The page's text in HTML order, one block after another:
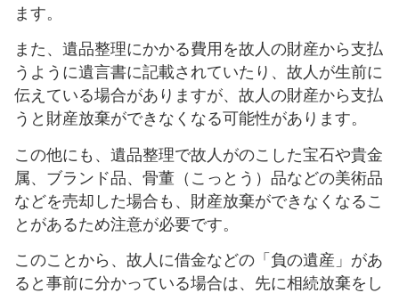
ます。
また、遺品整理にかかる費用を故人の財産から支払
うように遺言書に記載されていたり、故人が生前に
伝えている場合がありますが、故人の財産から支払
うと財産放棄ができなくなる可能性があります。
この他にも、遺品整理で故人がのこした宝石や貴金
属、ブランド品、骨董（こっとう）品などの美術品
などを売却した場合も、財産放棄ができなくなるこ
とがあるため注意が必要です。
このことから、故人に借金などの「負の遺産」があ
ると事前に分かっている場合は、先に相続放棄をし